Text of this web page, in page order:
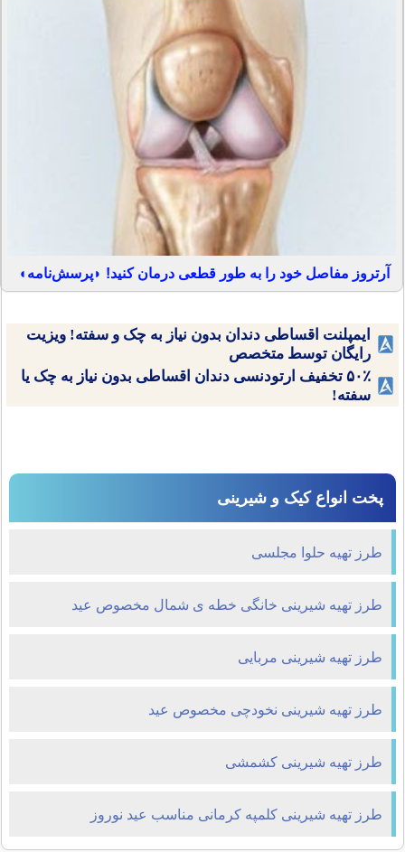
آرتروز مفاصل خود را به طور قطعی درمان کنید! ◗پرسش‌نامه◖
ایمپلنت اقساطی دندان بدون نیاز به چک و سفته! ویزیت
رایگان توسط متخصص
۵۰٪ تخفیف ارتودنسی دندان اقساطی بدون نیاز به چک یا
سفته!
پخت انواع کیک و شیرینی
طرز تهیه حلوا مجلسی
طرز تهیه شیرینی خانگی خطه ی شمال مخصوص عید
طرز تهیه شیرینی مربایی
طرز تهیه شیرینی نخودچی مخصوص عید
طرز تهیه شیرینی کشمشی
طرز تهیه شیرینی کلمپه کرمانی مناسب عید نوروز